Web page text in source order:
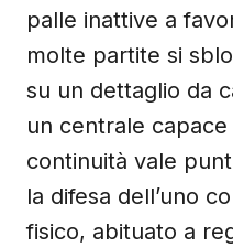
palle inattive a
molte partite si
su un dettaglio da
un centrale capace
continuità vale
la difesa dell’uno
fisico, abituato a